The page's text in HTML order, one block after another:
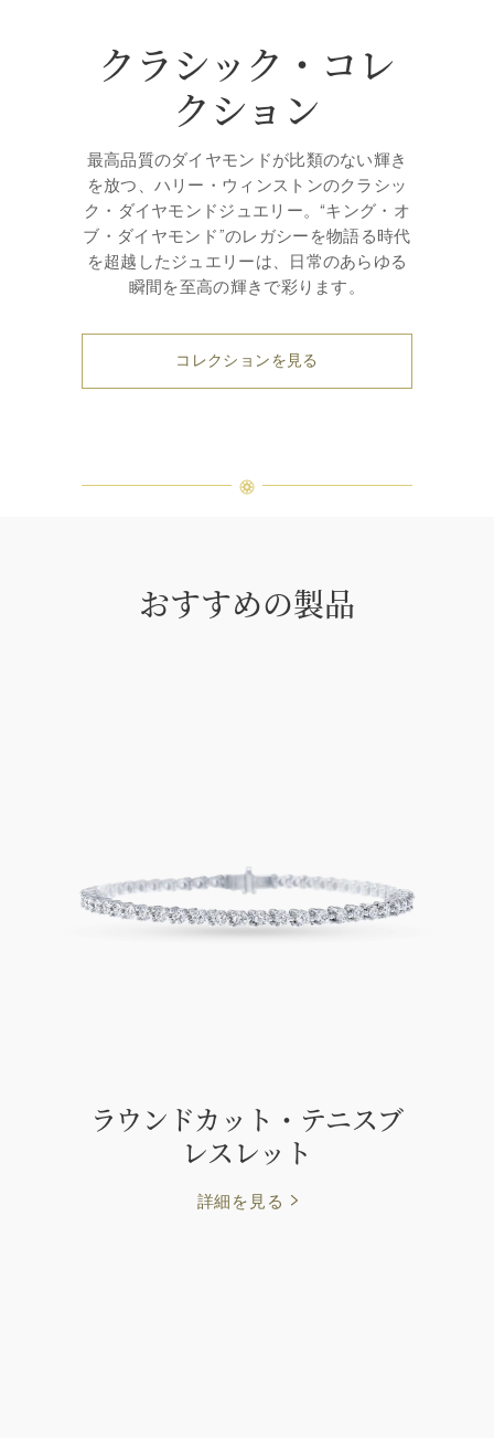
クラシック・コレ
クション
最高品質のダイヤモンドが比類のない輝き
を放つ、ハリー・ウィンストンのクラシッ
ク・ダイヤモンドジュエリー。“キング・オ
ブ・ダイヤモンド”のレガシーを物語る時代
を超越したジュエリーは、日常のあらゆる
瞬間を至高の輝きで彩ります。
コレクションを見る
おすすめの製品
ラウンドカット・テニスブ
レスレット
詳細を見る